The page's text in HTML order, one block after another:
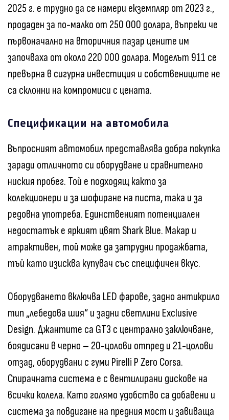
2025 г. е трудно да се намери екземпляр от 2023 г.,
продаден за по-малко от 250 000 долара, въпреки че
първоначално на вторичния пазар цените им
започваха от около 220 000 долара. Моделът 911 се
превърна в сигурна инвестиция и собствениците не
са склонни на компромиси с цената.
Спецификации на автомобила
Въпросният автомобил представлява добра покупка
заради отличното си оборудване и сравнително
ниския пробег. Той е подходящ както за
колекционери и за шофиране на писта, така и за
редовна употреба. Единственият потенциален
недостатък е яркият цвят Shark Blue. Макар и
атрактивен, той може да затрудни продажбата,
тъй като изисква купувач със специфичен вкус.
Оборудването включва LED фарове, задно антикрило
тип „лебедова шия“ и задни светлини Exclusive
Design. Джантите са GT3 с централно заключване,
боядисани в черно – 20-цолови отпред и 21-цолови
отзад, оборудвани с гуми Pirelli P Zero Corsa.
Спирачната система е с вентилирани дискове на
всички колела. Като голямо удобство са добавени и
система за повдигане на предния мост и завиваща